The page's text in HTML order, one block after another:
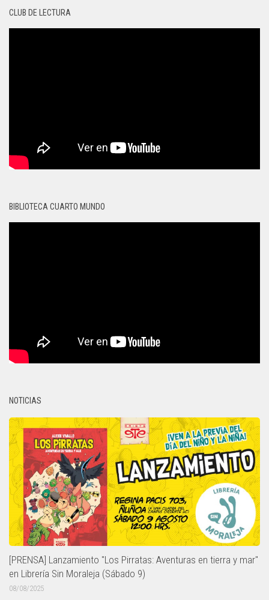
CLUB DE LECTURA
BIBLIOTECA CUARTO MUNDO
NOTICIAS
[PRENSA] Lanzamiento "Los Pirratas: Aventuras en tierra y mar"
en Librería Sin Moraleja (Sábado 9)
08/08/2025